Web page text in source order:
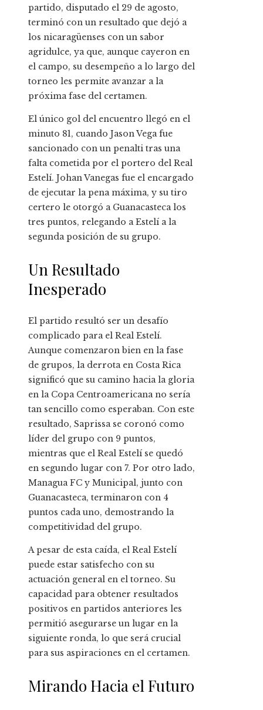
partido, disputado el 29 de agosto,
terminó con un resultado que dejó a
los nicaragüenses con un sabor
agridulce, ya que, aunque cayeron en
el campo, su desempeño a lo largo del
torneo les permite avanzar a la
próxima fase del certamen.
El único gol del encuentro llegó en el
minuto 81, cuando Jason Vega fue
sancionado con un penalti tras una
falta cometida por el portero del Real
Estelí. Johan Vanegas fue el encargado
de ejecutar la pena máxima, y su tiro
certero le otorgó a Guanacasteca los
tres puntos, relegando a Estelí a la
segunda posición de su grupo.
Un Resultado
Inesperado
El partido resultó ser un desafío
complicado para el Real Estelí.
Aunque comenzaron bien en la fase
de grupos, la derrota en Costa Rica
significó que su camino hacia la gloria
en la Copa Centroamericana no sería
tan sencillo como esperaban. Con este
resultado, Saprissa se coronó como
líder del grupo con 9 puntos,
mientras que el Real Estelí se quedó
en segundo lugar con 7. Por otro lado,
Managua FC y Municipal, junto con
Guanacasteca, terminaron con 4
puntos cada uno, demostrando la
competitividad del grupo.
A pesar de esta caída, el Real Estelí
puede estar satisfecho con su
actuación general en el torneo. Su
capacidad para obtener resultados
positivos en partidos anteriores les
permitió asegurarse un lugar en la
siguiente ronda, lo que será crucial
para sus aspiraciones en el certamen.
Mirando Hacia el Futuro